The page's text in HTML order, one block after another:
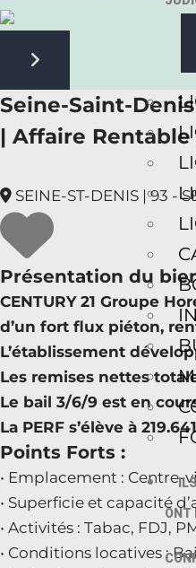
ONT
Next slide
Seine-Saint-
| Affaire Rentable
SEINE-ST-DENIS | 93 -
Présentation du
CENTURY 21 Groupe
d’un fort flux piéton,
L’établissement
Les remises nettes
Le bail 3/6/9 est en
La PERF s’élève à
Points Forts :
• Emplacement : Centre-
• Superficie et capacité
• Activités : Tabac, FDJ,
• Conditions locatives :